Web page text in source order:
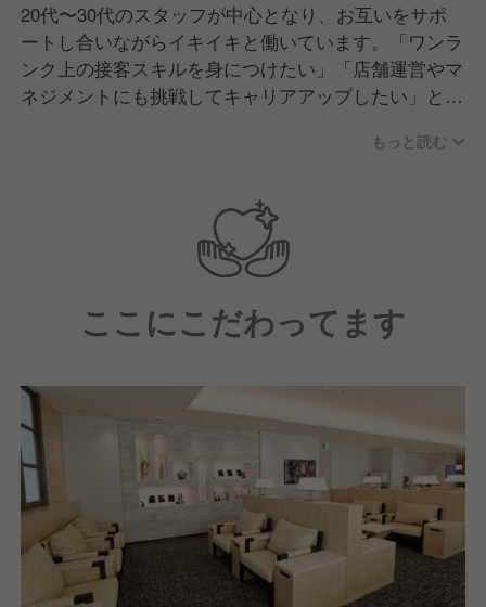
20代〜30代のスタッフが中心となり、お互いをサポ
ートし合いながらイキイキと働いています。「ワンラ
ンク上の接客スキルを身につけたい」「店舗運営やマ
ネジメントにも挑戦してキャリアアップしたい」とい
もっと読む
ここにこだわってます